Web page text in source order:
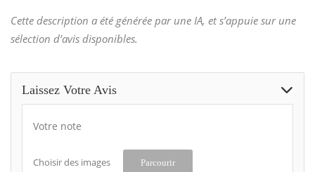
Cette description a été générée par une IA, et s’appuie sur une
sélection d’avis disponibles.
Laissez Votre Avis
Votre note
Choisir des images Parcourir